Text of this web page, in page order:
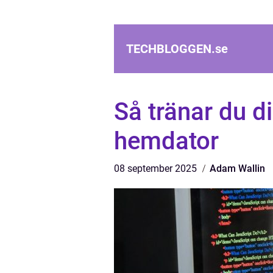
TECHBLOGGEN.se
Så tränar du
hemdator
08 september 2025 Adam Wallin